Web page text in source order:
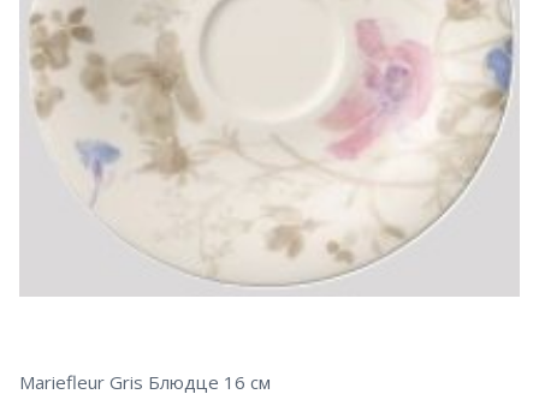
Mariefleur Gris Блюдце 16 см